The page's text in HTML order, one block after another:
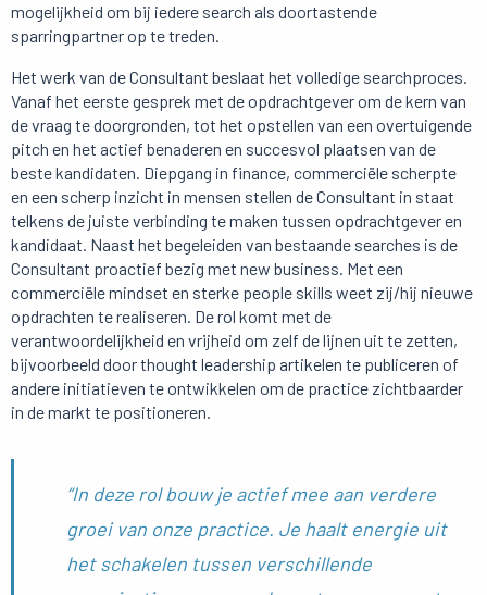
mogelijkheid om bij iedere search als doortastende
sparringpartner op te treden.
Het werk van de Consultant beslaat het volledige searchproces.
Vanaf het eerste gesprek met de opdrachtgever om de kern van
de vraag te doorgronden, tot het opstellen van een overtuigende
pitch en het actief benaderen en succesvol plaatsen van de
beste kandidaten. Diepgang in finance, commerciële scherpte
en een scherp inzicht in mensen stellen de Consultant in staat
telkens de juiste verbinding te maken tussen opdrachtgever en
kandidaat. Naast het begeleiden van bestaande searches is de
Consultant proactief bezig met new business. Met een
commerciële mindset en sterke people skills weet zij/hij nieuwe
opdrachten te realiseren. De rol komt met de
verantwoordelijkheid en vrijheid om zelf de lijnen uit te zetten,
bijvoorbeeld door thought leadership artikelen te publiceren of
andere initiatieven te ontwikkelen om de practice zichtbaarder
in de markt te positioneren.
“In deze rol bouw je actief mee aan verdere
groei van onze practice. Je haalt energie uit
het schakelen tussen verschillende